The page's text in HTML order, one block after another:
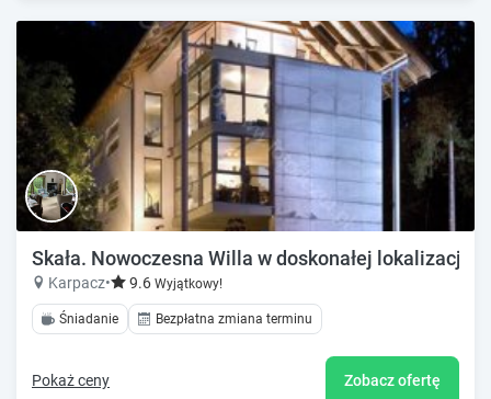
Skała. Nowoczesna Willa w doskonałej lokalizacji
Karpacz• 9.6 Wyjątkowy!
Śniadanie Bezpłatna zmiana terminu
Pokaż ceny Zobacz ofertę